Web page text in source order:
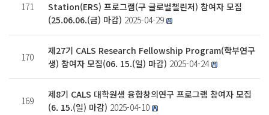
171
Station(ERS) 프로그램(구 글로벌챌린저) 참여자 모집
(25.06.06.(금) 마감) 2025-04-29
170
제27기 CALS Research Fellowship Program(학부연구
생) 참여자 모집(06. 15.(일) 마감) 2025-04-24
169
제8기 CALS 대학원생 융합창의연구 프로그램 참여자 모집
(6. 15.(일) 마감) 2025-04-10